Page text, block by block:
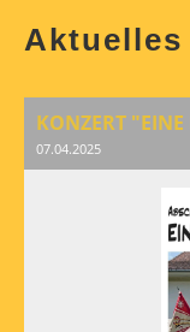
Aktuelles
KONZERT "EINE
07.04.2025